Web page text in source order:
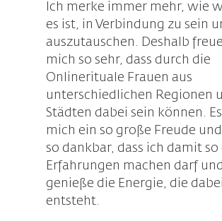
Ich merke immer mehr, wie
es ist, in Verbindung zu sein
auszutauschen. Deshalb
mich so sehr, dass durch die
Onlinerituale Frauen aus
unterschiedlichen Regionen
Städten dabei sein können.
mich ein so große Freude
so dankbar, dass ich damit so
Erfahrungen machen darf
genieße die Energie, die dabei
entsteht.